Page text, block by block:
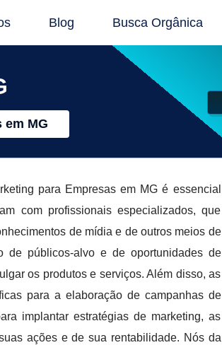
Blog Busca Orgânica
em MG
para Empresas em MG é essencial
com profissionais especializados, que
de mídia e de outros meios de
de públicos-alvo e de oportunidades de
os produtos e serviços. Além disso, as
para a elaboração de campanhas de
implantar estratégias de marketing, as
ações e de sua rentabilidade. Nós da